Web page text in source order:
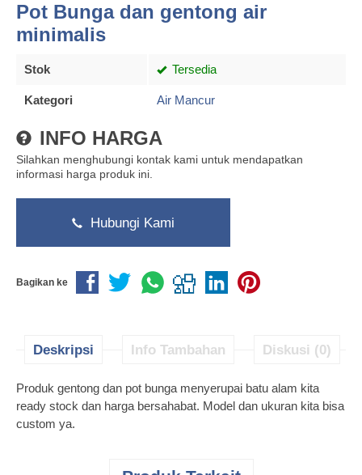
Pot Bunga dan gentong air
minimalis
Stok Tersedia
Kategori Air Mancur
INFO HARGA
Silahkan menghubungi kontak kami untuk mendapatkan
informasi harga produk ini.
Hubungi Kami
Bagikan ke
Deskripsi Info Tambahan Diskusi (0)
Produk gentong dan pot bunga menyerupai batu alam kita
ready stock dan harga bersahabat. Model dan ukuran kita bisa
custom ya.